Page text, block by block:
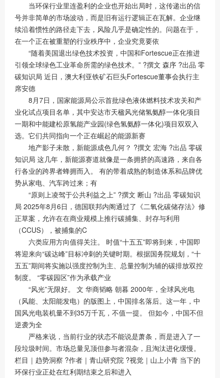
当环保行业里连盈利的企业也开始出局时，这传递出的信
号并非简单的市场波动，而是旧有运行逻辑正在瓦解。企业继
续沿着惯性的路径走下去，风险几乎是确定性的。问题在于，
在一个正在被重塑的行业秩序中，企业究竟要依
“随着美国退出绿色技术投资，中国和Fortescue正在推进
引领全球绿色工业革命所需的绿色技术。” ?撰文 森序 ?出品 零
碳知识局 近日，澳大利亚铁矿石巨头Fortescue董事会执行主
席安德
8月7日，国家能源局公示首批绿色液体燃料技术攻关和产
业化试点项目名单，其中安达市天楹风光储氢氨醇一体化项目
一期和中能建松原氢能产业园(绿色氢氨醇一体化)项目双双入
选。它们共同指向一个正在崛起的能源新赛
地产影子未散，新能源成色几何？ ?撰文 宏海 ?出品 零碳
知识局 这几年，新能源赛道就像是一条拥挤的高速路，来自各
行各业的跨界者蜂拥而入。 有的带着成熟的制造体系和品牌优
势从家电、汽车跨过来；有
“原则上凌驾于公共利益之上” ?撰文 断山 ?出品 零碳知识
局 2025年8月6日，德国联邦内阁通过了《二氧化碳储存法》修
正草案，允许在在商业规模上推行碳捕集、封存与利用
（CCUS），被捕集的C
六类应用方向值得关注。 时值“十五五”即将到来，中国即
将迎来向“碳达峰”目标冲刺的关键时期。根据国务院规划，“十
五五”期间将实施以强度控制为主、总量控制为辅的碳排放双控
制度。 “零碳园区”作为承载产业
“风光”无限好。 文 华商韬略 朝暮 2000年，全球风光电
（风能、太阳能发电）的版图上，中国排名落后。这一年，中
国风光电装机量不到35万千瓦，不值一提。 但如今，中国不但
逆袭为全
严格来说，当前行业的状态不能说是萧条，而是进入了一
段垃圾时间。市场总量见顶但参与者混杂，且淘汰进化缓慢。
栏目｜趋势洞察 ?作者｜青山研究院 ?视觉｜山上小青 当下的
环保行业正处在红利期结束之后和进入